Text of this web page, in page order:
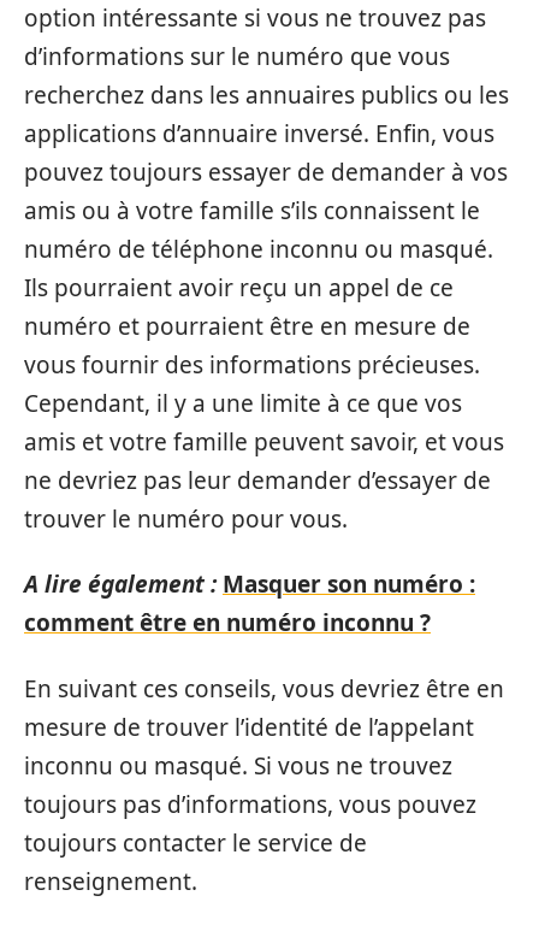
option intéressante si vous ne trouvez pas
d’informations sur le numéro que vous
recherchez dans les annuaires publics ou les
applications d’annuaire inversé. Enfin, vous
pouvez toujours essayer de demander à vos
amis ou à votre famille s’ils connaissent le
numéro de téléphone inconnu ou masqué.
Ils pourraient avoir reçu un appel de ce
numéro et pourraient être en mesure de
vous fournir des informations précieuses.
Cependant, il y a une limite à ce que vos
amis et votre famille peuvent savoir, et vous
ne devriez pas leur demander d’essayer de
trouver le numéro pour vous.
A lire également : Masquer son numéro :
comment être en numéro inconnu ?
En suivant ces conseils, vous devriez être en
mesure de trouver l’identité de l’appelant
inconnu ou masqué. Si vous ne trouvez
toujours pas d’informations, vous pouvez
toujours contacter le service de
renseignement.